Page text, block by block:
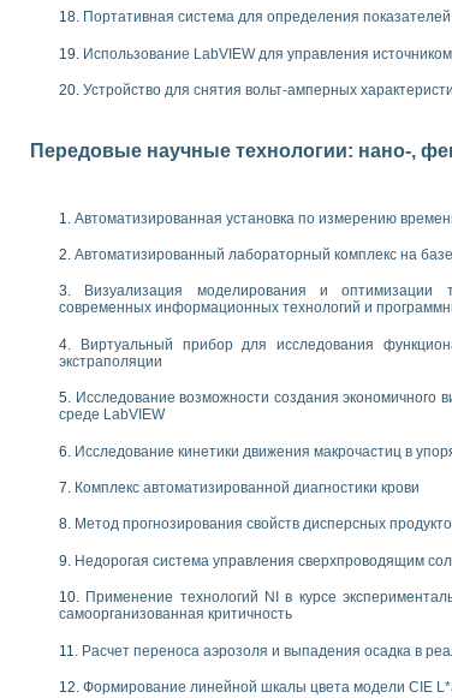
INSTRUMENTS в операционной системе LINUX
принципа действия универсального цифрового вольтметра
принимаемых решений в среде LabVIEW
«Моделирование систем» и «Автоматизация проектирования
информационно-измерительным системам (ИИС)
работы «Имитационное моделирование
национального проекта «Образование» технологий NATIONAL
решателей обыкновенных дифференциальных уравнений
практикумов на кафедре информационных
практикума по электронике кафедры информационных
частотного анализа для LabWindows/CVI и LabVIEW
«Технологии NATIONAL INSTRUMENTS» в ростовском
программе «Прикладная физика и физическая информатика»
электромагнитного поля для испытаний изделий
ИИС на базе оборудования NI CompactDAQ
Портативная система для определения показателей
Использование LabVIEW для управления
Устройство для снятия вольт-амперных
Передовые научные технологии: нано-,
Автоматизированная установка по измерению
Автоматизированный лабораторный комплекс на
Визуализация моделирования и оптимизации
современных информационных технологий и
Виртуальный прибор для исследования
экстраполяции
Исследование возможности создания экономичного
среде LabVIEW
Исследование кинетики движения макрочастиц в
Комплекс автоматизированной диагностики крови
Метод прогнозирования свойств дисперсных
Недорогая система управления сверхпроводящим
Применение технологий NI в курсе
самоорганизованная критичность
Расчет переноса аэрозоля и выпадения осадка в
Формирование линейной шкалы цвета модели CIE